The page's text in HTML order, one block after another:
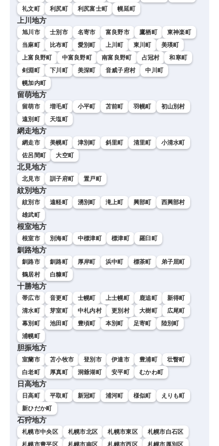
礼文町
利尻町 利尻富士町 幌延町
上川地方
旭川市 士別市 名寄市 富良野市 鷹栖町
東神楽町
当麻町
比布町 愛別町 上川町 東川町
美瑛町
上富良野町
中富良野町 南富良野町 占冠村
和寒町
剣淵町
下川町 美深町 音威子府村
中川町
幌加内町
留萌地方
留萌市 増毛町 小平町 苫前町 羽幌町
初山別村
遠別町
天塩町
網走地方
網走市 美幌町 津別町 斜里町 清里町
小清水町
佐呂間町
大空町
北見地方
北見市 訓子府町 置戸町
紋別地方
紋別市 遠軽町 湧別町 滝上町 興部町
西興部村
雄武町
根室地方
根室市 別海町 中標津町 標津町 羅臼町
釧路地方
釧路市 釧路町 厚岸町 浜中町 標茶町
弟子屈町
鶴居村
白糠町
十勝地方
帯広市 音更町 士幌町 上士幌町 鹿追町
新得町
清水町
芽室町 中札内村 更別村 大樹町
広尾町
幕別町
池田町 豊頃町 本別町 足寄町
陸別町
浦幌町
胆振地方
室蘭市 苫小牧市 登別市 伊達市 豊浦町
壮瞥町
白老町
厚真町 洞爺湖町 安平町 むかわ町
日高地方
日高町 平取町 新冠町 浦河町 様似町
えりも町
新ひだか町
石狩地方
札幌市中央区 札幌市北区 札幌市東区
札幌市白石区
札幌市豊平区
札幌市南区 札幌市西区 札幌市厚別区